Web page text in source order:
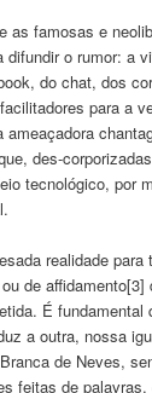
as famosas e
difundir o rumor: a
do chat, dos
para a
ameaçadora
des-
tecnológico, por
realidade
de affidamento[3]
É fundamental
a outra, nossa
de Neves,
feitas de